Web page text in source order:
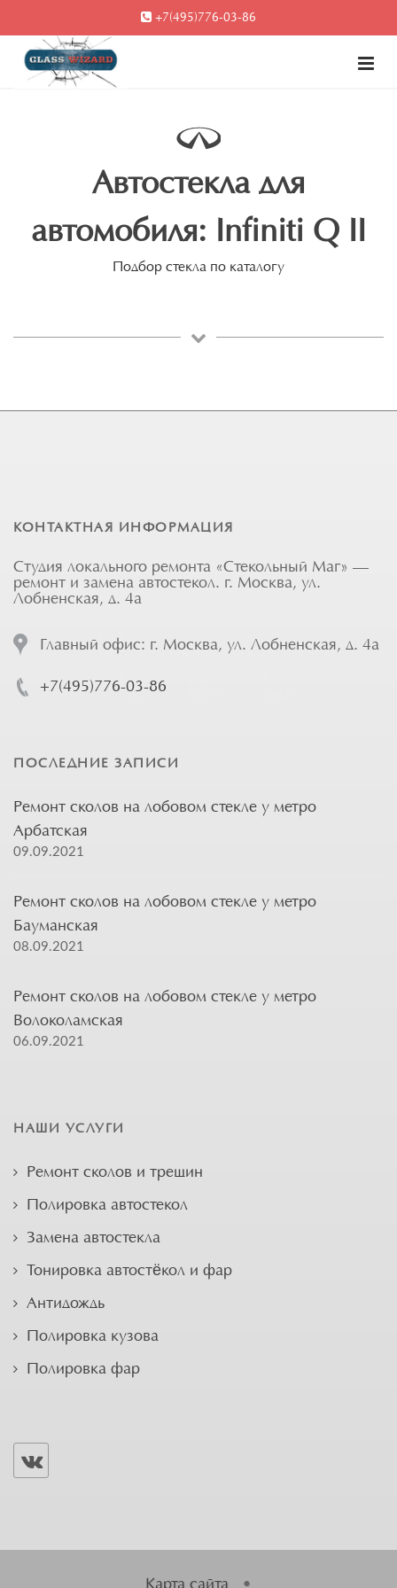
+7(495)776-03-86
Автостекла для
автомобиля: Infiniti Q II
Подбор стекла по каталогу
КОНТАКТНАЯ ИНФОРМАЦИЯ
Студия локального ремонта «Стекольный Маг» —
ремонт и замена автостекол. г. Москва, ул.
Лобненская, д. 4а
Главный офис: г. Москва, ул. Лобненская, д. 4а
+7(495)776-03-86
ПОСЛЕДНИЕ ЗАПИСИ
Ремонт сколов на лобовом стекле у метро
Арбатская
09.09.2021
Ремонт сколов на лобовом стекле у метро
Бауманская
08.09.2021
Ремонт сколов на лобовом стекле у метро
Волоколамская
06.09.2021
НАШИ УСЛУГИ
Ремонт сколов и трещин
Полировка автостекол
Замена автостекла
Тонировка автостёкол и фар
Антидождь
Полировка кузова
Полировка фар
Карта сайта •